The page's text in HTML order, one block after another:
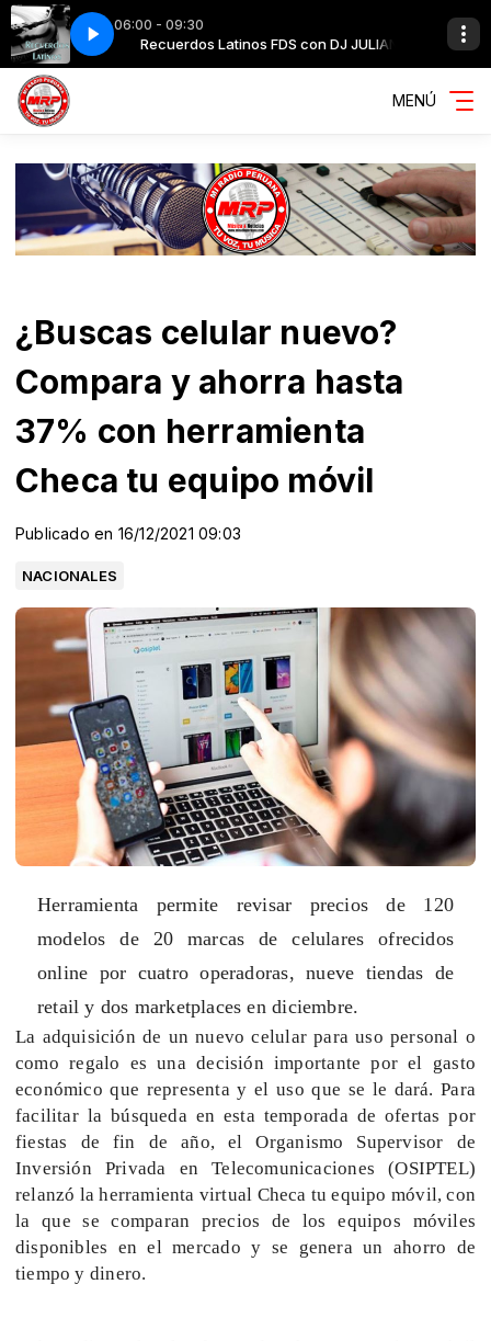
06:00 - 09:30
JULIAN Recuerdos Latinos FDS con DJ JULIAN
magneto - obsesionado(2)
MENÚ
¿Buscas celular nuevo?
Compara y ahorra hasta
37% con herramienta
Checa tu equipo móvil
Publicado en 16/12/2021 09:03
NACIONALES
Herramienta permite revisar precios de 120
modelos de 20 marcas de celulares ofrecidos
online por cuatro operadoras, nueve tiendas de
retail y dos marketplaces en diciembre.
La adquisición de un nuevo celular para uso personal o
como regalo es una decisión importante por el gasto
económico que representa y el uso que se le dará. Para
facilitar la búsqueda en esta temporada de ofertas por
fiestas de fin de año, el Organismo Supervisor de
Inversión Privada en Telecomunicaciones (OSIPTEL)
relanzó la herramienta virtual Checa tu equipo móvil, con
la que se comparan precios de los equipos móviles
disponibles en el mercado y se genera un ahorro de
tiempo y dinero.